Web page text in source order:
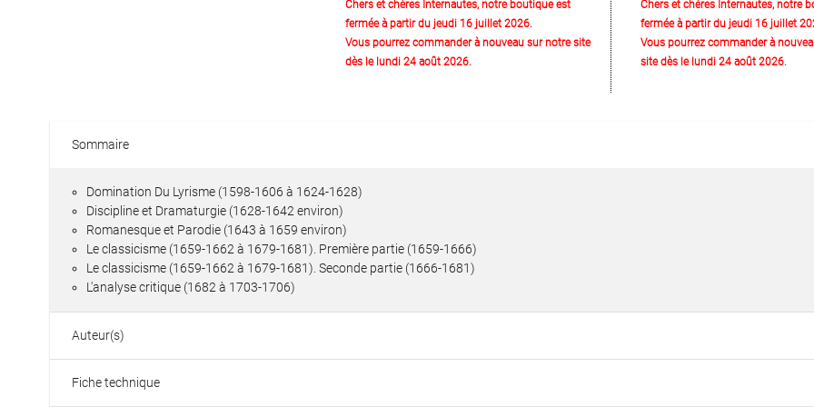
Chers et chères Internautes, notre boutique est
fermée à partir du jeudi 16 juillet 2026.
Vous pourrez commander à nouveau sur notre site
dès le lundi 24 août 2026.
Chers et chères Internautes, notre
fermée à partir du jeudi 16 juillet
Vous pourrez commander à
site dès le lundi 24 août 2026.
Sommaire
Domination Du Lyrisme (1598-1606 à 1624-1628)
Discipline et Dramaturgie (1628-1642 environ)
Romanesque et Parodie (1643 à 1659 environ)
Le classicisme (1659-1662 à 1679-1681). Première partie (1659-1666)
Le classicisme (1659-1662 à 1679-1681). Seconde partie (1666-1681)
L'analyse critique (1682 à 1703-1706)
Auteur(s)
Fiche technique